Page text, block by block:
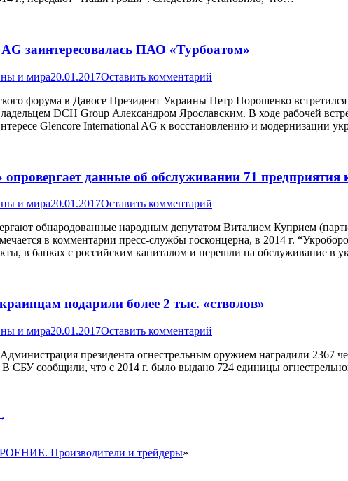
заинтересовалась ПАО «Турбоатом»
и мира20.01.2017Оставить комментарий
форума в Давосе Президент Украины Петр Порошенко
DCH Group Александром Ярославским. В ходе рабочей
Glencore International AG к восстановлению и модернизации
данные об обслуживании 71 предприятия
и мира20.01.2017Оставить комментарий
обнародованные народным депутатом Виталием Куприем
в комментарии пресс-службы госконцерна, в 2014 г.
в банках с российским капиталом и перешли на обслуживание в
подарили более 2 тыс. «стволов»
и мира20.01.2017Оставить комментарий
президента огнестрельным оружием наградили 2367
СБУ сообщили, что с 2014 г. было выдано 724 единицы
Производители и трейдеры»